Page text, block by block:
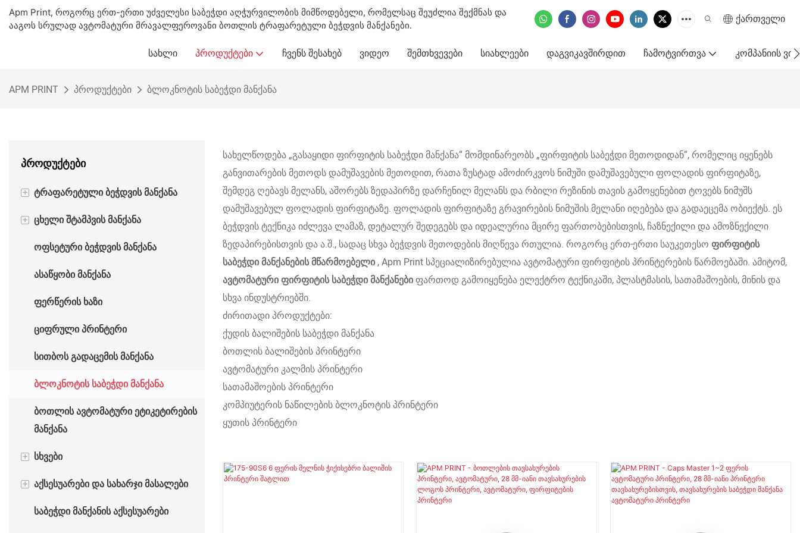
Apm Print, როგორც ერთ-ერთი უძველესი საბეჭდი აღჭურვილობის მიმწოდებელი, რომელსაც შეუძლია შექმნას და
ააგოს სრულად ავტომატური მრავალფეროვანი ბოთლის ტრაფარეტული ბეჭდვის მანქანები.
ქართველი
ᲡᲐᲮᲚᲘ ᲞᲠᲝᲓᲣᲥᲢᲔᲑᲘ ᲩᲕᲔᲜᲡ ᲨᲔᲡᲐᲮᲔᲑ ᲕᲘᲓᲔᲝ ᲨᲔᲛᲗᲮᲕᲔᲕᲔᲑᲘ ᲡᲘᲐᲮᲚᲔᲔᲑᲘ ᲓᲐᲒᲕᲘᲙᲐᲕᲨᲘᲠᲓᲘᲗ ᲩᲐᲛᲝᲢᲕᲘᲠᲗᲕᲐ ᲙᲝᲛᲞᲐᲜᲘᲘᲡ
APM PRINT პროდუქტები ბლოკნოტის საბეჭდი მანქანა
პროდუქტები
+ ტრაფარეტული ბეჭდვის მანქანა
ნახევრად ავტომატური
ბეჭდვის მანქანა
+ ცხელი შტამპვის მანქანა
ნახევრად ავტომატური ცხელი
მანქანა
ოფსეტური ბეჭდვის მანქანა
ასაწყობი მანქანა
ფერწერის ხაზი
ციფრული პრინტერი
სითბოს გადაცემის მანქანა
ბლოკნოტის საბეჭდი მანქანა
ბოთლის ავტომატური ეტიკეტირების
მანქანა
+ სხვები
ჭიქის დამზადების მანქანა
შესაფუთი მანქანა
+ აქსესუარები და სახარჯი მასალები
საბეჭდი მანქანის სახარჯი
საბეჭდი მანქანის აქსესუარები
სახელწოდება „გასაყიდი ფირფიტის საბეჭდი მანქანა“ მომდინარეობს „ფირფიტის საბეჭდი მეთოდიდან“, რომელიც იყენებს
განვითარების მეთოდს დამუშავების მეთოდით, რათა ზუსტად ამოძირკვოს ნიმუში დამუშავებული ფოლადის ფირფიტაზე,
შემდეგ ღებავს მელანს, აშორებს ზედაპირზე დარჩენილ მელანს და რბილი რეზინის თავის გამოყენებით ტოვებს ნიმუშს
დამუშავებულ ფოლადის ფირფიტაზე. ფოლადის ფირფიტაზე გრავირების ნიმუშის მელანი იღებება და გადაეცემა ობიექტს. ეს
ბეჭდვის ტექნიკა იძლევა ლამაზ, დეტალურ შედეგებს და იდეალურია მცირე ფართობებისთვის, ჩაზნექილი და ამოზნექილი
ზედაპირებისთვის და ა.შ., სადაც სხვა ბეჭდვის მეთოდების მიღწევა რთულია. როგორც ერთ-ერთი საუკეთესო ფირფიტის
საბეჭდი მანქანების მწარმოებელი, Apm Print სპეციალიზირებულია ავტომატური ფირფიტის პრინტერების წარმოებაში. ამიტომ,
ავტომატური ფირფიტის საბეჭდი მანქანებიფართოდ გამოიყენება ელექტრო ტექნიკაში, პლასტმასის, სათამაშოების, მინის და
სხვა ინდუსტრიებში.
ძირითადი პროდუქტები:
ქუდის ბალიშების საბეჭდი მანქანა
ბოთლის ბალიშების პრინტერი
ავტომატური კალმის პრინტერი
სათამაშოების პრინტერი
კომპიუტერის ნაწილების ბლოკნოტის პრინტერი
ყუთის პრინტერი